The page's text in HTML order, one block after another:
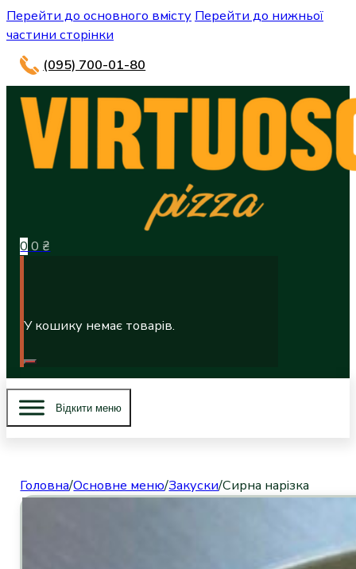
Перейти до основного вмісту Перейти до нижньої
частини сторінки
(095) 700-01-80
0 0 ₴
У кошику немає товарів.
Вiдкити меню
Головна/Основне меню/Закуски/Сирна нарізка